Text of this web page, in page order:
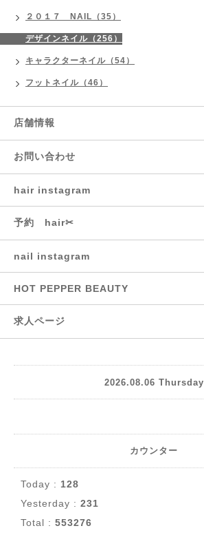
２０１７ NAIL（35）
デザインネイル（256）
キャラクターネイル（54）
フットネイル（46）
店舗情報
お問い合わせ
hair instagram
予約 hair✂︎
nail instagram
HOT PEPPER BEAUTY
求人ページ
2026.08.06 Thursday
カウンター
Today : 128
Yesterday : 231
Total : 553276